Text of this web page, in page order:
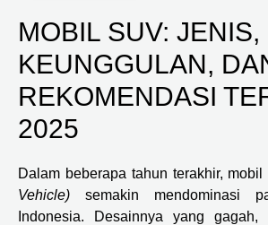
MOBIL SUV: JENIS,
KEUNGGULAN,
REKOMENDASI
2025
Dalam beberapa tahun terakhir,
Vehicle) semakin mendominasi
Indonesia. Desainnya yang